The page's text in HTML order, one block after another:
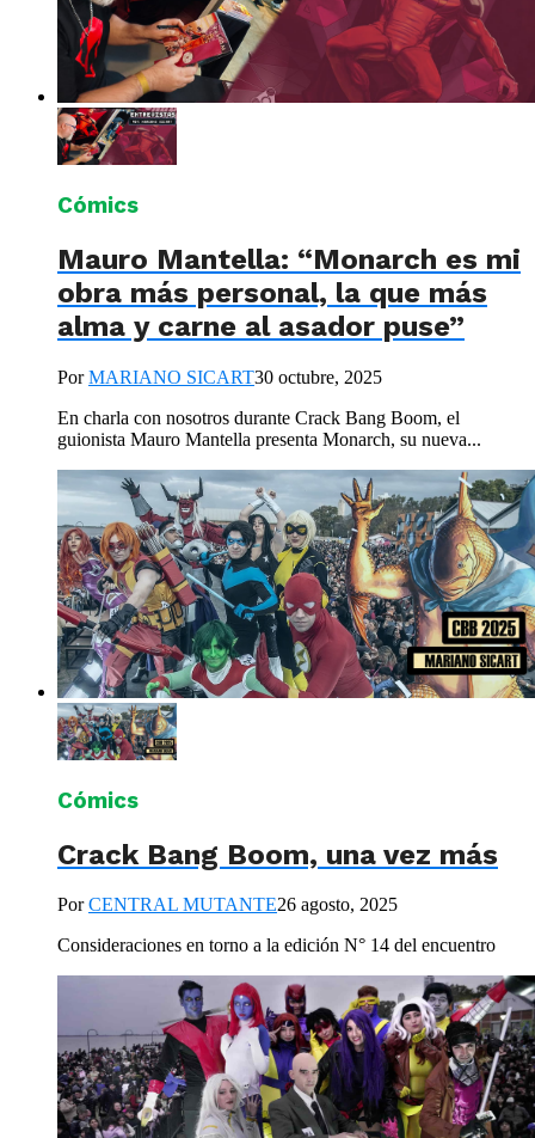
Cómics
Mauro Mantella: “Monarch es mi
obra más personal, la que más
alma y carne al asador puse”
PorMARIANO SICART30 octubre, 2025
En charla con nosotros durante Crack Bang Boom, el
guionista Mauro Mantella presenta Monarch, su nueva...
Cómics
Crack Bang Boom, una vez más
PorCENTRAL MUTANTE26 agosto, 2025
Consideraciones en torno a la edición N° 14 del encuentro